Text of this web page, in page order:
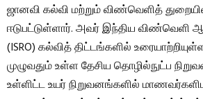
ஜானவி கல்வி மற்றும் விண்வெளித்
ஈடுபட்டுள்ளார். அவர் இந்திய விண்வெளி
(ISRO) கல்வித் திட்டங்களில்
முழுவதும் உள்ள தேசிய தொழில்நுட்ப
உள்ளிட்ட உயர் நிறுவனங்களில்